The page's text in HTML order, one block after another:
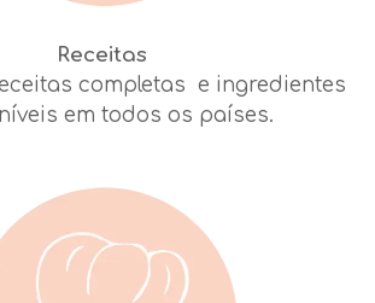
Receitas
completas e ingredientes
em todos os países.